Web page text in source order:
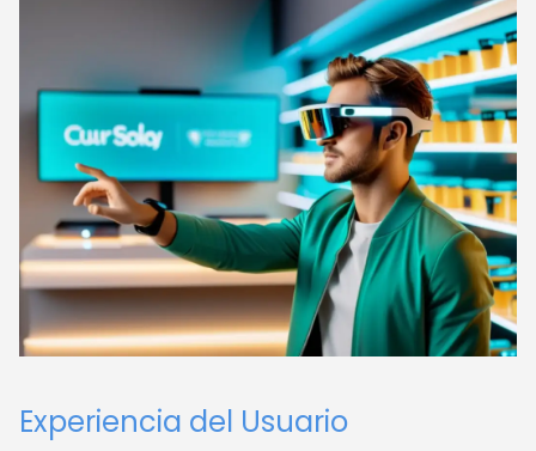
Experiencia del Usuario